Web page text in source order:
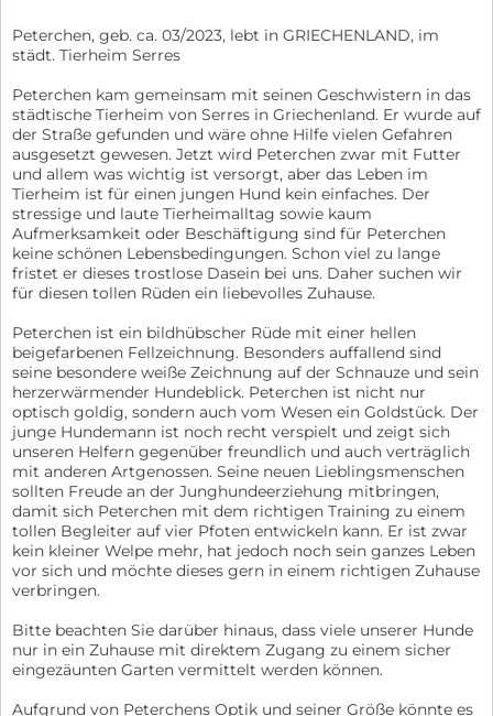
Peterchen, geb. ca. 03/2023, lebt in GRIECHENLAND, im
städt. Tierheim Serres
Peterchen kam gemeinsam mit seinen Geschwistern in das
städtische Tierheim von Serres in Griechenland. Er wurde auf
der Straße gefunden und wäre ohne Hilfe vielen Gefahren
ausgesetzt gewesen. Jetzt wird Peterchen zwar mit Futter
und allem was wichtig ist versorgt, aber das Leben im
Tierheim ist für einen jungen Hund kein einfaches. Der
stressige und laute Tierheimalltag sowie kaum
Aufmerksamkeit oder Beschäftigung sind für Peterchen
keine schönen Lebensbedingungen. Schon viel zu lange
fristet er dieses trostlose Dasein bei uns. Daher suchen wir
für diesen tollen Rüden ein liebevolles Zuhause.
Peterchen ist ein bildhübscher Rüde mit einer hellen
beigefarbenen Fellzeichnung. Besonders auffallend sind
seine besondere weiße Zeichnung auf der Schnauze und sein
herzerwärmender Hundeblick. Peterchen ist nicht nur
optisch goldig, sondern auch vom Wesen ein Goldstück. Der
junge Hundemann ist noch recht verspielt und zeigt sich
unseren Helfern gegenüber freundlich und auch verträglich
mit anderen Artgenossen. Seine neuen Lieblingsmenschen
sollten Freude an der Junghundeerziehung mitbringen,
damit sich Peterchen mit dem richtigen Training zu einem
tollen Begleiter auf vier Pfoten entwickeln kann. Er ist zwar
kein kleiner Welpe mehr, hat jedoch noch sein ganzes Leben
vor sich und möchte dieses gern in einem richtigen Zuhause
verbringen.
Bitte beachten Sie darüber hinaus, dass viele unserer Hunde
nur in ein Zuhause mit direktem Zugang zu einem sicher
eingezäunten Garten vermittelt werden können.
Aufgrund von Peterchens Optik und seiner Größe könnte es